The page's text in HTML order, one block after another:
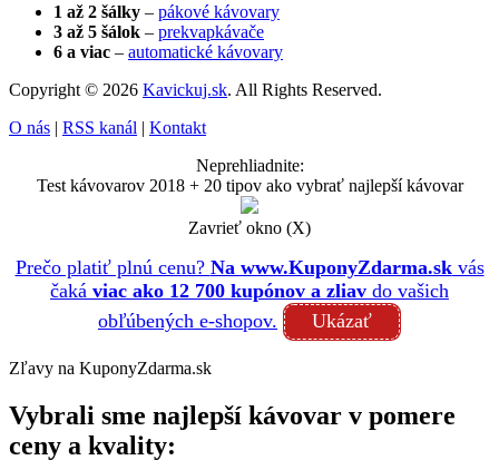
1 až 2 šálky – pákové kávovary
3 až 5 šálok – prekvapkávače
6 a viac – automatické kávovary
Copyright © 2026 Kavickuj.sk. All Rights Reserved.
O nás | RSS kanál | Kontakt
Neprehliadnite:
Test kávovarov 2018 + 20 tipov ako vybrať najlepší kávovar
Zavrieť okno (X)
Prečo platiť plnú cenu? Na www.KuponyZdarma.skvás
čaká viac ako 12 700 kupónov a zliav do vašich
obľúbených e-shopov.
Ukázať
Zľavy na KuponyZdarma.sk
Vybrali sme najlepší kávovar v pomere
ceny a kvality: